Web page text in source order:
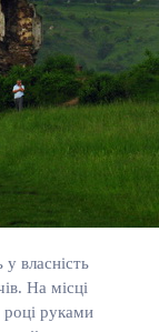
власність
На місці
руками